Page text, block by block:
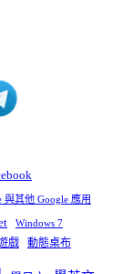
與其他 Google 應用
Windows 7
戲 動態桌布